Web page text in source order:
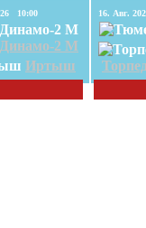
16. Авг. 2026 10:00
Динамо-2 М
Иртыш